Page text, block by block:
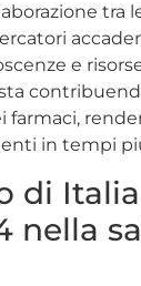
tra
e
farmaci,
in tempi
di Italia
nella